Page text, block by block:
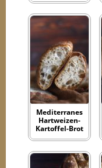
Mediterranes
Hartweizen-
Kartoffel-Brot